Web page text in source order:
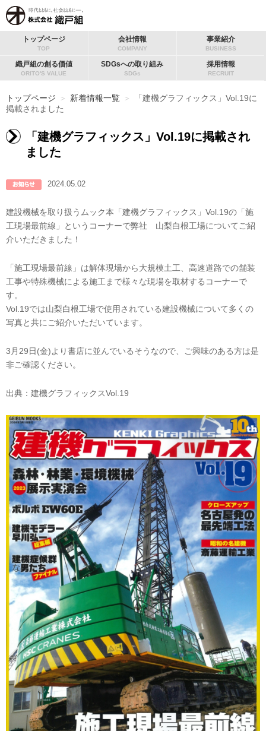
トップページ
TOP
会社情報
COMPANY
事業紹介
BUSINESS
織戸組の創る価値
ORITO'S VALUE
SDGsへの取り組み
SDGs
採用情報
RECRUIT
トップページ ＞ 新着情報一覧 ＞
「建機グラフィックス」Vol.19に
掲載されました
「建機グラフィックス」Vol.19に掲載され
ました
2024.05.02
建設機械を取り扱うムック本「建機グラフィックス」Vol.19の「施
工現場最前線」というコーナーで弊社 山梨白根工場についてご紹
介いただきました！
「施工現場最前線」は解体現場から大規模土工、高速道路での舗装
工事や特殊機械による施工まで様々な現場を取材するコーナーで
す。
Vol.19では山梨白根工場で使用されている建設機械について多くの
写真と共にご紹介いただいています。
3月29日(金)より書店に並んでいるそうなので、ご興味のある方は是
非ご確認ください。
出典：建機グラフィックスVol.19